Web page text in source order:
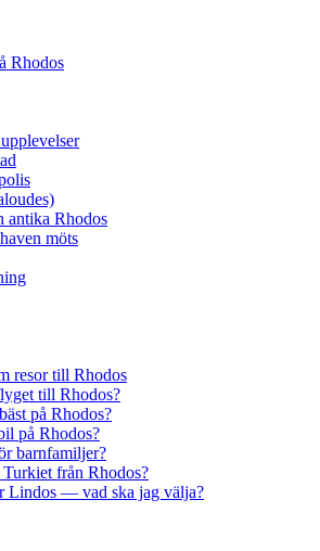
Rhodos
antika Rhodos
möts
resor till Rhodos
till Rhodos?
på Rhodos?
på Rhodos?
barnfamiljer?
från Rhodos?
Lindos — vad ska jag välja?